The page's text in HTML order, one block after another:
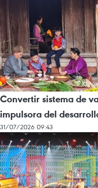
Convertir sistema de
impulsora del
31/07/2026 09:43